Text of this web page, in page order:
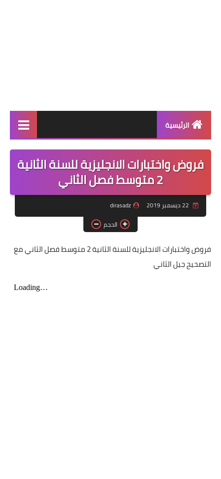
الرئيسية
بنك الفروض والاختبارات
التعليم الابتدائي
التعليم المتوسط
مسابقة الشبه الطبي 2021
فروض واختبارات الانجليزية للسنة الثانية
2 متوسط فصل الثاني
dirasadz
الحجم
فروض واختبارات الانجليزية للسنة الثانية 2 متوسط فصل الثاني مع
التصحيح جيل الثاني